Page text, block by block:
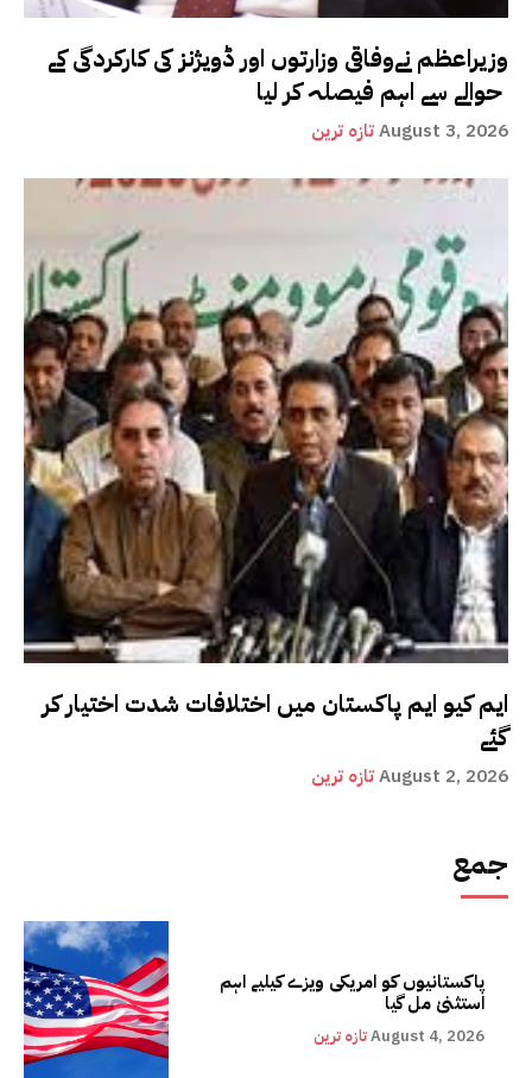
وزیراعظم نےوفاقی وزارتوں اور ڈویژنز کی کارکردگی کے
تازہ ترینAugust 3, 2026
ایم کیو ایم پاکستان میں اختلافات شدت اختیار کر
گئے
تازہ ترینAugust 2, 2026
جمع
پاکستانیوں کو امریکی ویزے کیلیے اہم
استثنیٰ مل گیا
تازہ ترینAugust 4, 2026